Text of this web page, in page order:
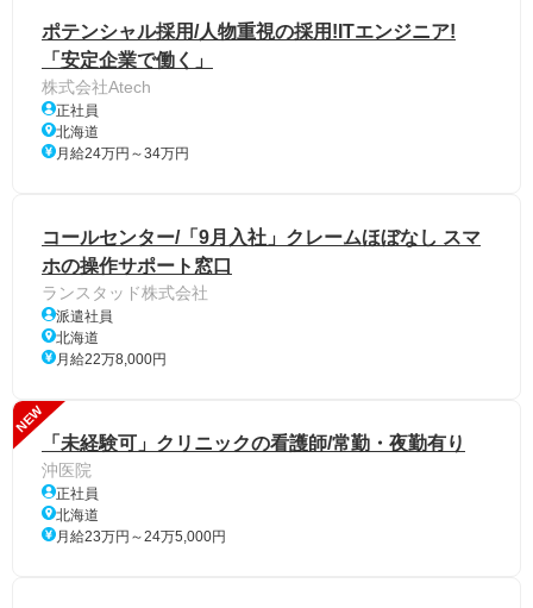
ポテンシャル採用/人物重視の採用!ITエンジニア!
「安定企業で働く」
株式会社Atech
正社員
北海道
月給24万円～34万円
コールセンター/「9月入社」クレームほぼなし スマ
ホの操作サポート窓口
ランスタッド株式会社
派遣社員
北海道
月給22万8,000円
NEW
「未経験可」クリニックの看護師/常勤・夜勤有り
沖医院
正社員
北海道
月給23万円～24万5,000円